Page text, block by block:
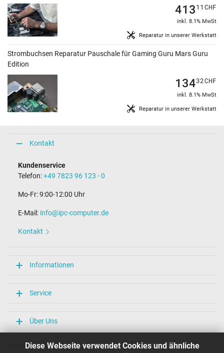
Diese Webseite verwendet Cookies und ähnliche
Reparatur in unserer Werkstatt
41311 CHF
inkl. 8.1% MwSt
Strombuchsen Reparatur Pauschale für Gaming Guru Mars Guru
Edition
Reparatur in unserer Werkstatt
13432CHF
inkl. 8.1% MwSt
Kontakt
Kundenservice
Telefon:+49 7823 96 123 - 0
Mo-Fr: 9:00-12:00 Uhr
E-Mail: info@ipc-computer.de
Kontakt
Informationen
Service
Über Uns
Unsere Versandarten